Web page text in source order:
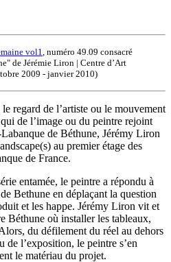
vol1 , numéro 49.09 consacré
de Jérémie Liron | Centre d’Art
2009 - janvier 2010)
regard de l’artiste ou le mouvement
de l’image ou du peintre rejoint
de Béthune, Jérémy Liron
au premier étage des
de France.
entamée, le peintre a répondu à
Bethune en déplaçant la question
et les happe. Jérémy Liron vit et
Béthune où installer les tableaux,
du défilement du réel au dehors
de l’exposition, le peintre s’en
le matériau du projet.